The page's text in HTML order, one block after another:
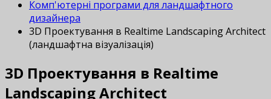
Комп'ютерні програми для ландшафтного
дизайнера
3D Проектування в Realtime Landscaping Architect
(ландшафтна візуалізація)
3D Проектування в Realtime
Landscaping Architect